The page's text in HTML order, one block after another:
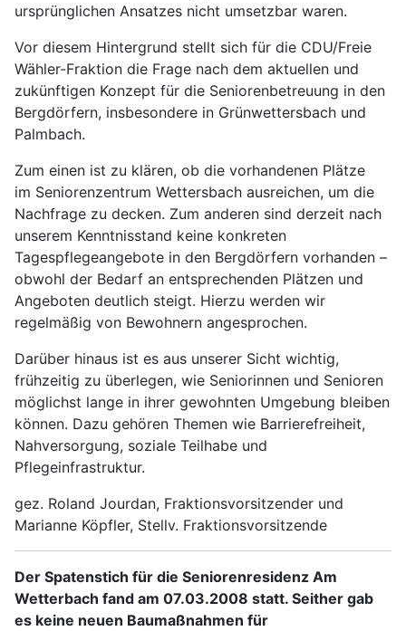
ursprünglichen Ansatzes nicht umsetzbar waren.
Vor diesem Hintergrund stellt sich für die CDU/Freie
Wähler-Fraktion die Frage nach dem aktuellen und
zukünftigen Konzept für die Seniorenbetreuung in den
Bergdörfern, insbesondere in Grünwettersbach und
Palmbach.
Zum einen ist zu klären, ob die vorhandenen Plätze
im Seniorenzentrum Wettersbach ausreichen, um die
Nachfrage zu decken. Zum anderen sind derzeit nach
unserem Kenntnisstand keine konkreten
Tagespflegeangebote in den Bergdörfern vorhanden –
obwohl der Bedarf an entsprechenden Plätzen und
Angeboten deutlich steigt. Hierzu werden wir
regelmäßig von Bewohnern angesprochen.
Darüber hinaus ist es aus unserer Sicht wichtig,
frühzeitig zu überlegen, wie Seniorinnen und Senioren
möglichst lange in ihrer gewohnten Umgebung bleiben
können. Dazu gehören Themen wie Barrierefreiheit,
Nahversorgung, soziale Teilhabe und
Pflegeinfrastruktur.
gez. Roland Jourdan, Fraktionsvorsitzender und
Marianne Köpfler, Stellv. Fraktionsvorsitzende
Der Spatenstich für die Seniorenresidenz Am
Wetterbach fand am 07.03.2008 statt. Seither gab
es keine neuen Baumaßnahmen für